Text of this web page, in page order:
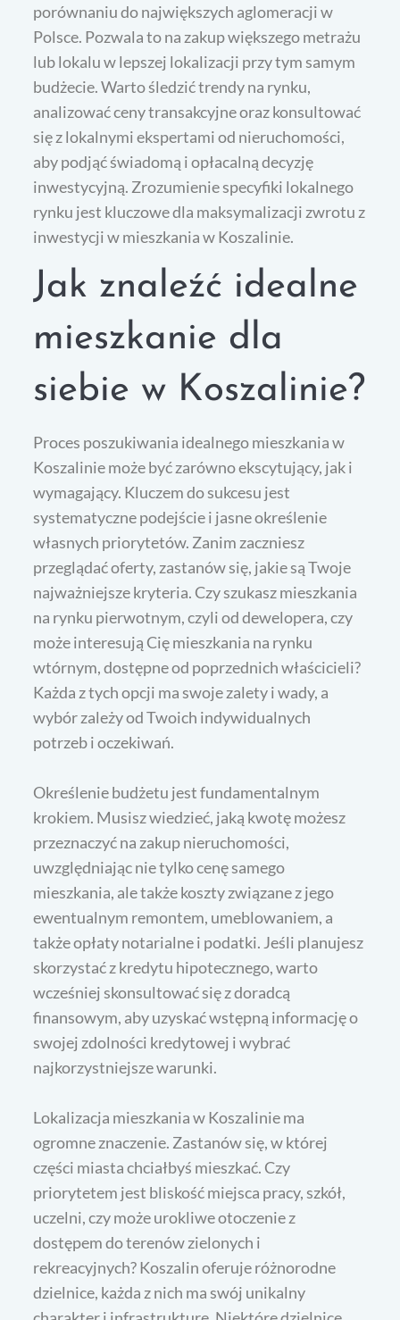
porównaniu do największych aglomeracji w
Polsce. Pozwala to na zakup większego metrażu
lub lokalu w lepszej lokalizacji przy tym samym
budżecie. Warto śledzić trendy na rynku,
analizować ceny transakcyjne oraz konsultować
się z lokalnymi ekspertami od nieruchomości,
aby podjąć świadomą i opłacalną decyzję
inwestycyjną. Zrozumienie specyfiki lokalnego
rynku jest kluczowe dla maksymalizacji zwrotu z
inwestycji w mieszkania w Koszalinie.
Jak znaleźć idealne
mieszkanie dla
siebie w Koszalinie?
Proces poszukiwania idealnego mieszkania w
Koszalinie może być zarówno ekscytujący, jak i
wymagający. Kluczem do sukcesu jest
systematyczne podejście i jasne określenie
własnych priorytetów. Zanim zaczniesz
przeglądać oferty, zastanów się, jakie są Twoje
najważniejsze kryteria. Czy szukasz mieszkania
na rynku pierwotnym, czyli od dewelopera, czy
może interesują Cię mieszkania na rynku
wtórnym, dostępne od poprzednich właścicieli?
Każda z tych opcji ma swoje zalety i wady, a
wybór zależy od Twoich indywidualnych
potrzeb i oczekiwań.
Określenie budżetu jest fundamentalnym
krokiem. Musisz wiedzieć, jaką kwotę możesz
przeznaczyć na zakup nieruchomości,
uwzględniając nie tylko cenę samego
mieszkania, ale także koszty związane z jego
ewentualnym remontem, umeblowaniem, a
także opłaty notarialne i podatki. Jeśli planujesz
skorzystać z kredytu hipotecznego, warto
wcześniej skonsultować się z doradcą
finansowym, aby uzyskać wstępną informację o
swojej zdolności kredytowej i wybrać
najkorzystniejsze warunki.
Lokalizacja mieszkania w Koszalinie ma
ogromne znaczenie. Zastanów się, w której
części miasta chciałbyś mieszkać. Czy
priorytetem jest bliskość miejsca pracy, szkół,
uczelni, czy może urokliwe otoczenie z
dostępem do terenów zielonych i
rekreacyjnych? Koszalin oferuje różnorodne
dzielnice, każda z nich ma swój unikalny